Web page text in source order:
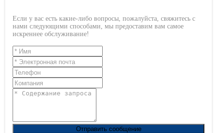
Если у вас есть какие-либо вопросы, пожалуйста, свяжитесь с
нами следующими способами, мы предоставим вам самое
искреннее обслуживание!
Отправить сообщение